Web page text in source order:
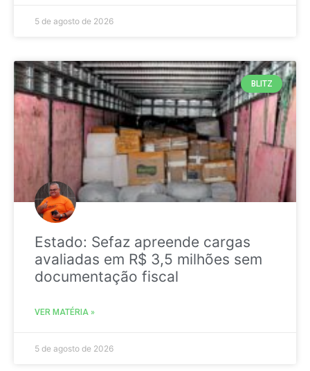
5 de agosto de 2026
BLITZ
Estado: Sefaz apreende cargas
avaliadas em R$ 3,5 milhões sem
documentação fiscal
VER MATÉRIA »
5 de agosto de 2026